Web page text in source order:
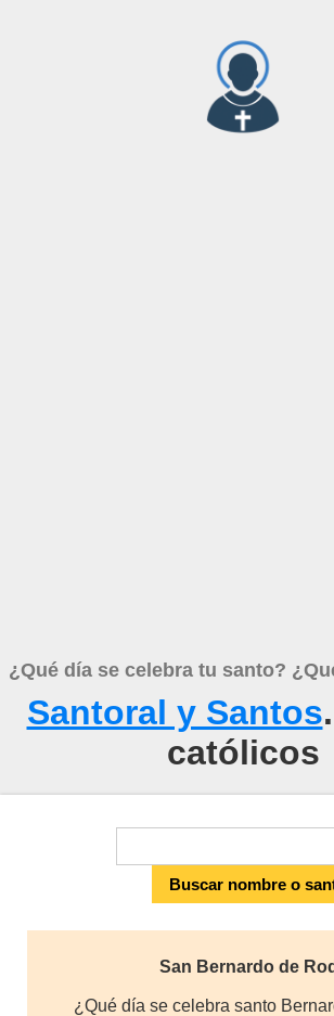
¿Qué día se celebra tu santo?
Santoral y Santos
católicos
San Bernardo de
¿Qué día se celebra santo